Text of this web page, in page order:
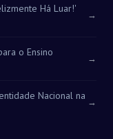
Há Luar!'
→
o Ensino
→
Nacional na
→